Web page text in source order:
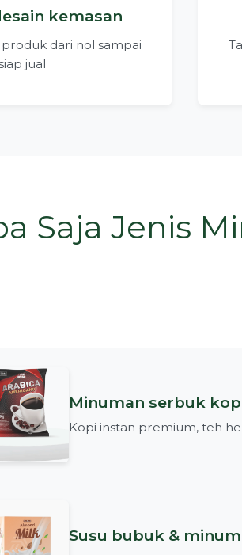
kemasan
dari nol sampai
jual
Saja Jenis
Minuman serbuk
Kopi instan premium, teh
Susu bubuk &